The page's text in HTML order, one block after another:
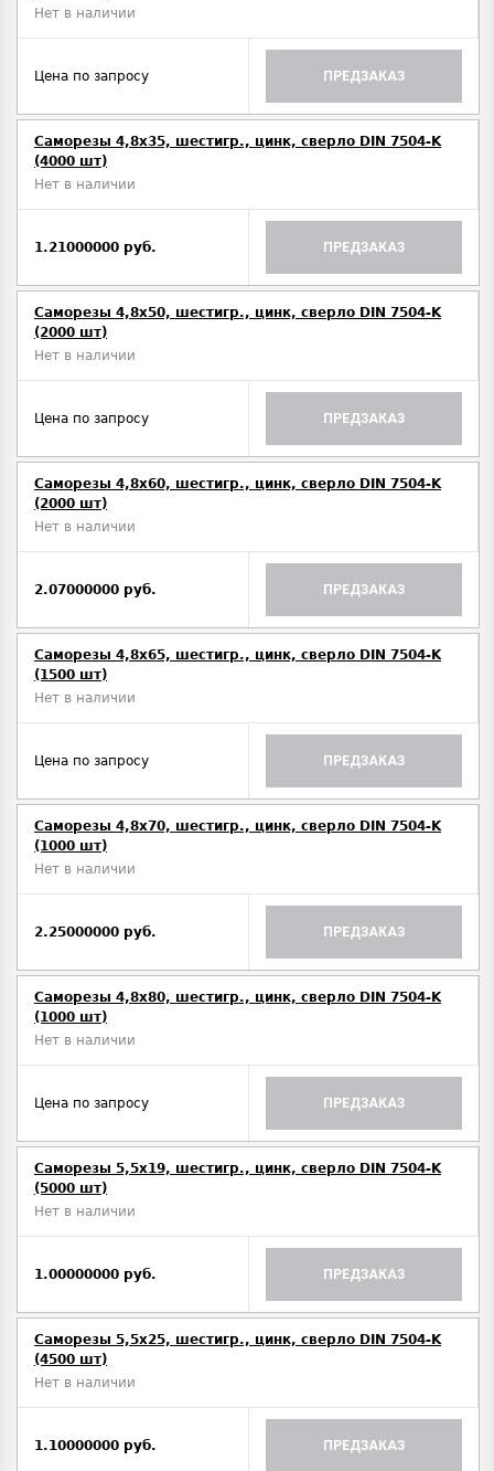
Нет в наличии
Цена по запросу ПРЕДЗАКАЗ
Саморезы 4,8х35, шестигр., цинк, сверло DIN 7504-K
(4000 шт)
Нет в наличии
1.21000000 руб. ПРЕДЗАКАЗ
Саморезы 4,8х50, шестигр., цинк, сверло DIN 7504-K
(2000 шт)
Нет в наличии
Цена по запросу ПРЕДЗАКАЗ
Саморезы 4,8х60, шестигр., цинк, сверло DIN 7504-K
(2000 шт)
Нет в наличии
2.07000000 руб. ПРЕДЗАКАЗ
Саморезы 4,8х65, шестигр., цинк, сверло DIN 7504-K
(1500 шт)
Нет в наличии
Цена по запросу ПРЕДЗАКАЗ
Саморезы 4,8х70, шестигр., цинк, сверло DIN 7504-K
(1000 шт)
Нет в наличии
2.25000000 руб. ПРЕДЗАКАЗ
Саморезы 4,8х80, шестигр., цинк, сверло DIN 7504-K
(1000 шт)
Нет в наличии
Цена по запросу ПРЕДЗАКАЗ
Саморезы 5,5х19, шестигр., цинк, сверло DIN 7504-K
(5000 шт)
Нет в наличии
1.00000000 руб. ПРЕДЗАКАЗ
Саморезы 5,5х25, шестигр., цинк, сверло DIN 7504-K
(4500 шт)
Нет в наличии
1.10000000 руб. ПРЕДЗАКАЗ